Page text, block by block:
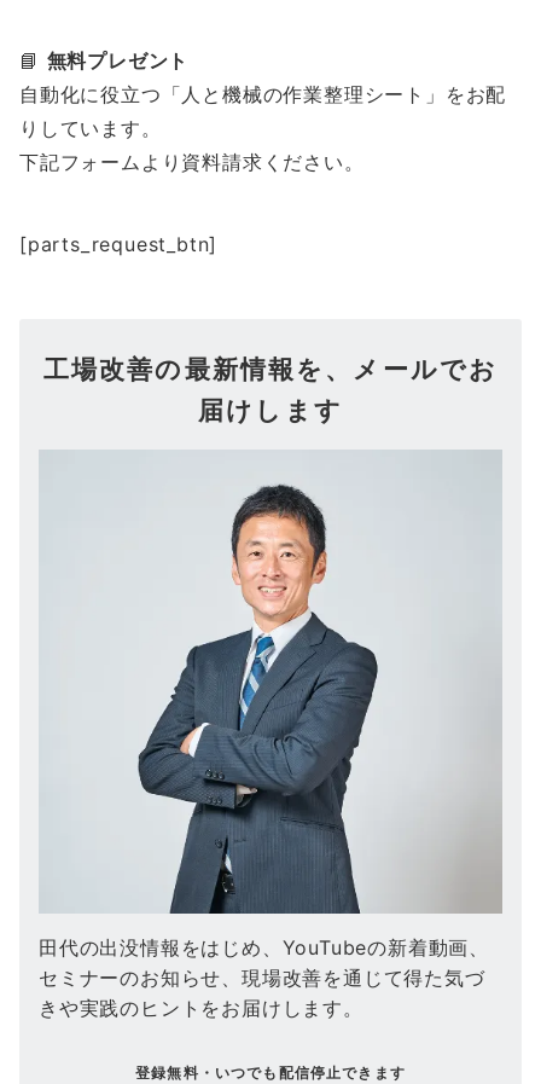
📘 無料プレゼント
自動化に役立つ「人と機械の作業整理シート」をお配
りしています。
下記フォームより資料請求ください。
[parts_request_btn]
工場改善の最新情報を、メールでお
届けします
田代の出没情報をはじめ、YouTubeの新着動画、
セミナーのお知らせ、現場改善を通じて得た気づ
きや実践のヒントをお届けします。
登録無料・いつでも配信停止できます